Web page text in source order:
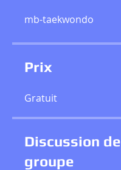
mb-taekwondo
Prix
Gratuit
Discussion de
groupe